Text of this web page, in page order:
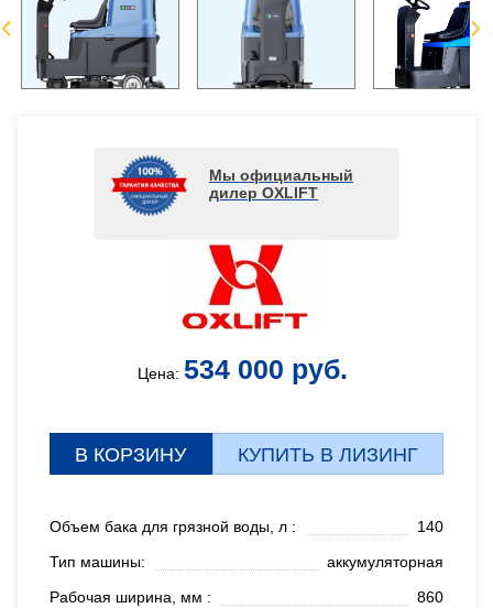
Мы официальный
дилер OXLIFT
Цена: 534 000 руб.
В КОРЗИНУ КУПИТЬ В ЛИЗИНГ
Объем бака для грязной воды, л :
140
Тип машины:
аккумуляторная
Рабочая ширина, мм :
860